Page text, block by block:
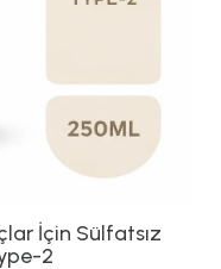
İçin Sülfatsız
2